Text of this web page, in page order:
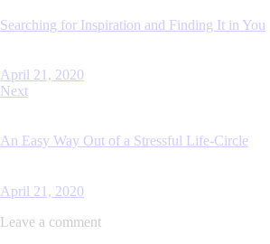
Searching for Inspiration and Finding It in You
April 21, 2020
Next
An Easy Way Out of a Stressful Life-Circle
April 21, 2020
Leave a comment